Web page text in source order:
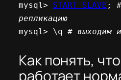
mysql> START SLAVE ;
репликацию
mysql> \q # выходим
Как понять,
работает